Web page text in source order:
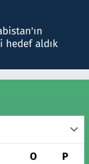
hedef aldık
O P